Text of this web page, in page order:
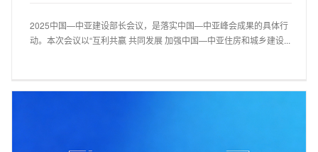
2025中国—中亚建设部长会议，是落实中国—中亚峰会成果的具体行
动。本次会议以“互利共赢 共同发展 加强中国—中亚住房和城乡建设...